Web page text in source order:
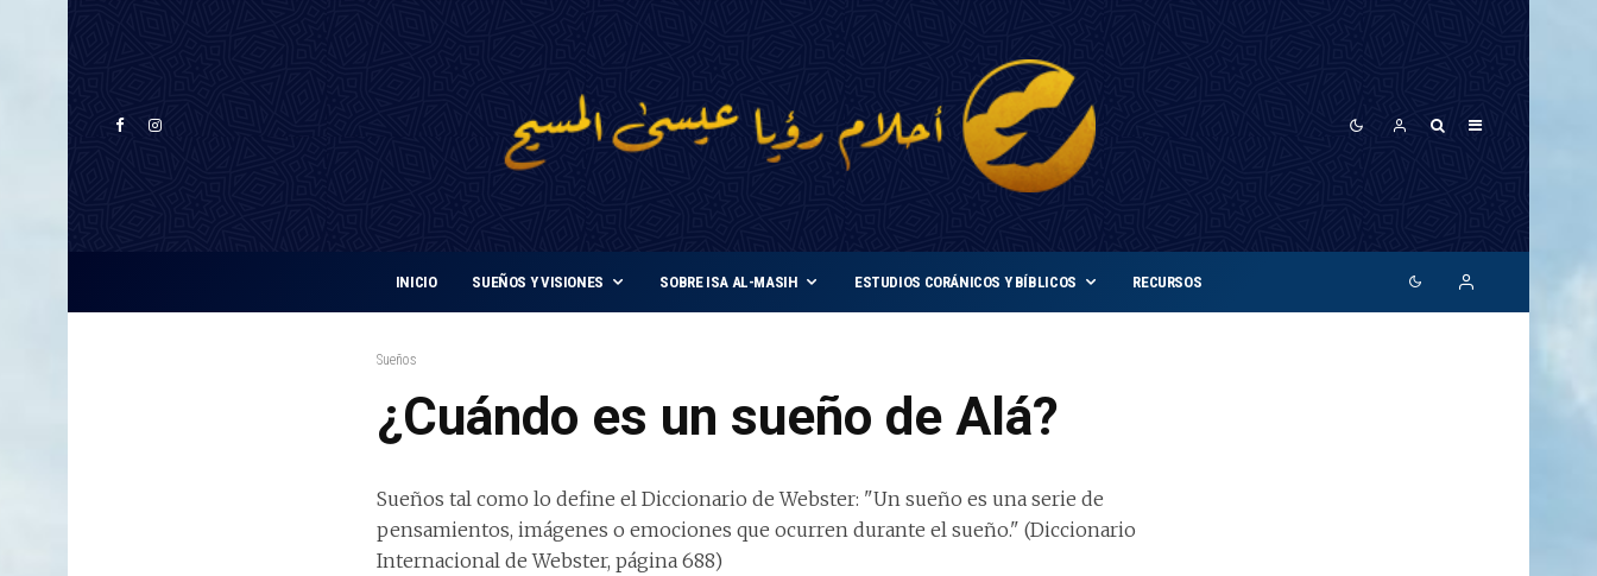
INICIO SUEÑOS Y VISIONES SOBRE ISA AL-MASIH ESTUDIOS CORÁNICOS Y BÍBLICOS RECURSOS
Sueños
¿Cuándo es un sueño de Alá?
Sueños tal como lo define el Diccionario de Webster: "Un sueño es una serie de
pensamientos, imágenes o emociones que ocurren durante el sueño." (Diccionario
Internacional de Webster, página 688)